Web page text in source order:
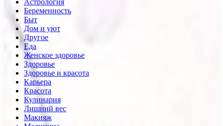
Астрология
Беременность
Быт
Дом и уют
Другое
Еда
Женское здоровье
Здоровье
Здоровье и красота
Карьера
Красота
Кулинария
Лишний вес
Макияж